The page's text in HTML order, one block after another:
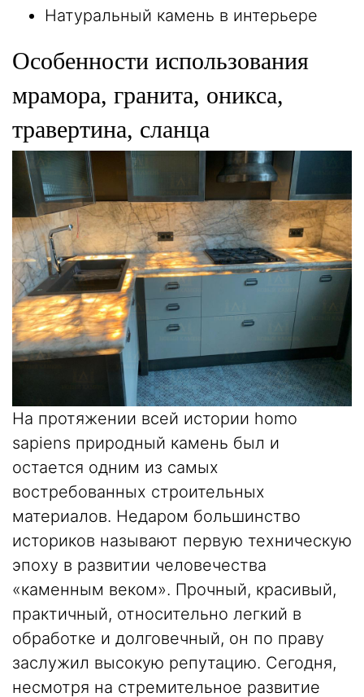
Натуральный камень в интерьере
Особенности использования
мрамора, гранита, оникса,
травертина, сланца
На протяжении всей истории homo
sapiens природный камень был и
остается одним из самых
востребованных строительных
материалов. Недаром большинство
историков называют первую техническую
эпоху в развитии человечества
«каменным веком». Прочный, красивый,
практичный, относительно легкий в
обработке и долговечный, он по праву
заслужил высокую репутацию. Сегодня,
несмотря на стремительное развитие